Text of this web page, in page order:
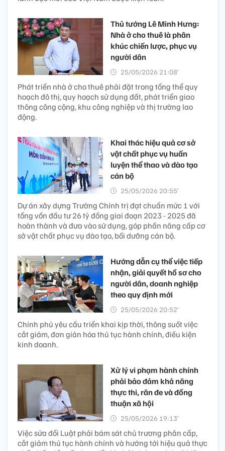
Thủ tướng Lê Minh Hưng:
Nhà ở cho thuê là phân
khúc chiến lược, phục vụ
người dân
25/05/2026 21:08’
Phát triển nhà ở cho thuê phải đặt trong tổng thể quy
hoạch đô thị, quy hoạch sử dụng đất, phát triển giao
thông công cộng, khu công nghiệp và thị trường lao
động.
Khai thác hiệu quả cơ sở
vật chất phục vụ huấn
luyện thể thao và đào tạo
cán bộ
25/05/2026 20:55’
Dự án xây dựng Trường Chính trị đạt chuẩn mức 1 với
tổng vốn đầu tư 26 tỷ đồng giai đoạn 2023 - 2025 đã
hoàn thành và đưa vào sử dụng, góp phần nâng cấp cơ
sở vật chất phục vụ đào tạo, bồi dưỡng cán bộ.
Hướng dẫn cụ thể việc tiếp
nhận, giải quyết hồ sơ cho
người dân, doanh nghiệp
theo quy định mới
25/05/2026 20:52’
Chính phủ yêu cầu triển khai kịp thời, thông suốt việc
cắt giảm, đơn giản hóa thủ tục hành chính, điều kiện
kinh doanh.
Xử lý vi phạm hành chính
phải bảo đảm khả năng
thực thi, răn đe và đồng
thuận xã hội
25/05/2026 19:13’
Việc sửa đổi Luật phải bám sát chủ trương phân cấp,
cắt giảm thủ tục hành chính và hướng tới hiệu quả thực